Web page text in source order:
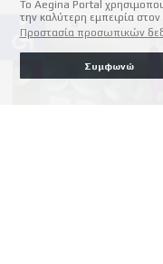
Το Aegina Portal
την καλύτερη εμπειρία
Προστασία προσωπικών
Συμφωνώ
accessible